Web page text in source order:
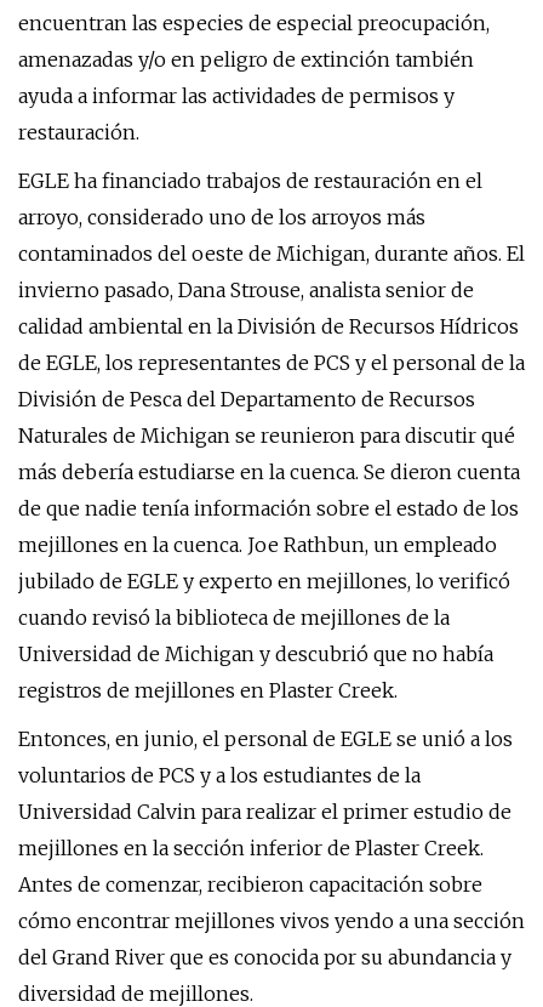
encuentran las especies de especial preocupación,
amenazadas y/o en peligro de extinción también
ayuda a informar las actividades de permisos y
restauración.
EGLE ha financiado trabajos de restauración en el
arroyo, considerado uno de los arroyos más
contaminados del oeste de Michigan, durante años. El
invierno pasado, Dana Strouse, analista senior de
calidad ambiental en la División de Recursos Hídricos
de EGLE, los representantes de PCS y el personal de la
División de Pesca del Departamento de Recursos
Naturales de Michigan se reunieron para discutir qué
más debería estudiarse en la cuenca. Se dieron cuenta
de que nadie tenía información sobre el estado de los
mejillones en la cuenca. Joe Rathbun, un empleado
jubilado de EGLE y experto en mejillones, lo verificó
cuando revisó la biblioteca de mejillones de la
Universidad de Michigan y descubrió que no había
registros de mejillones en Plaster Creek.
Entonces, en junio, el personal de EGLE se unió a los
voluntarios de PCS y a los estudiantes de la
Universidad Calvin para realizar el primer estudio de
mejillones en la sección inferior de Plaster Creek.
Antes de comenzar, recibieron capacitación sobre
cómo encontrar mejillones vivos yendo a una sección
del Grand River que es conocida por su abundancia y
diversidad de mejillones.